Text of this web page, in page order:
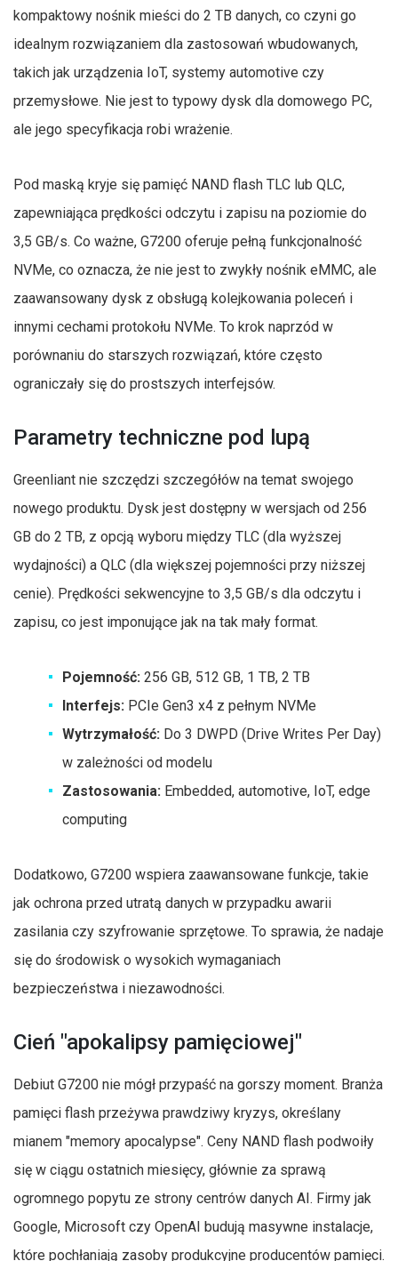
kompaktowy nośnik mieści do 2 TB danych, co czyni go
idealnym rozwiązaniem dla zastosowań wbudowanych,
takich jak urządzenia IoT, systemy automotive czy
przemysłowe. Nie jest to typowy dysk dla domowego PC,
ale jego specyfikacja robi wrażenie.
Pod maską kryje się pamięć NAND flash TLC lub QLC,
zapewniająca prędkości odczytu i zapisu na poziomie do
3,5 GB/s. Co ważne, G7200 oferuje pełną funkcjonalność
NVMe, co oznacza, że nie jest to zwykły nośnik eMMC, ale
zaawansowany dysk z obsługą kolejkowania poleceń i
innymi cechami protokołu NVMe. To krok naprzód w
porównaniu do starszych rozwiązań, które często
ograniczały się do prostszych interfejsów.
Parametry techniczne pod lupą
Greenliant nie szczędzi szczegółów na temat swojego
nowego produktu. Dysk jest dostępny w wersjach od 256
GB do 2 TB, z opcją wyboru między TLC (dla wyższej
wydajności) a QLC (dla większej pojemności przy niższej
cenie). Prędkości sekwencyjne to 3,5 GB/s dla odczytu i
zapisu, co jest imponujące jak na tak mały format.
Pojemność: 256 GB, 512 GB, 1 TB, 2 TB
Interfejs: PCIe Gen3 x4 z pełnym NVMe
Wytrzymałość: Do 3 DWPD (Drive Writes Per Day)
w zależności od modelu
Zastosowania: Embedded, automotive, IoT, edge
computing
Dodatkowo, G7200 wspiera zaawansowane funkcje, takie
jak ochrona przed utratą danych w przypadku awarii
zasilania czy szyfrowanie sprzętowe. To sprawia, że nadaje
się do środowisk o wysokich wymaganiach
bezpieczeństwa i niezawodności.
Cień "apokalipsy pamięciowej"
Debiut G7200 nie mógł przypaść na gorszy moment. Branża
pamięci flash przeżywa prawdziwy kryzys, określany
mianem "memory apocalypse". Ceny NAND flash podwoiły
się w ciągu ostatnich miesięcy, głównie za sprawą
ogromnego popytu ze strony centrów danych AI. Firmy jak
Google, Microsoft czy OpenAI budują masywne instalacje,
które pochłaniają zasoby produkcyjne producentów pamięci.